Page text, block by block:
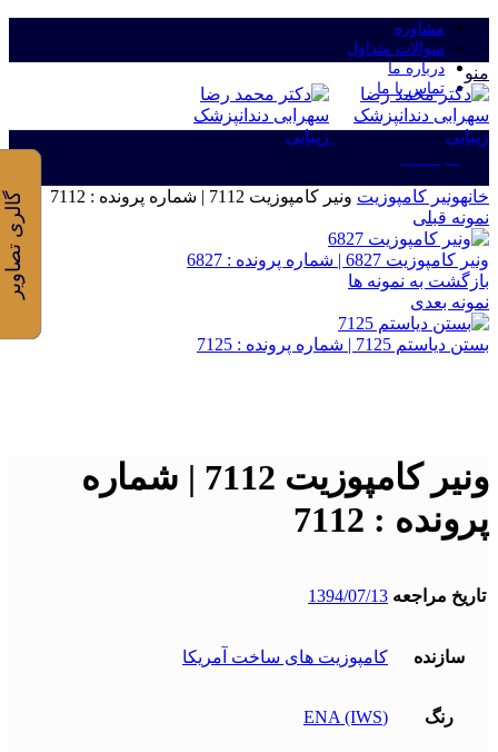
مشاوره
سوالات متداول
درباره ما
تماس با ما
منو
خانهونیر کامپوزیت ونیر کامپوزیت 7112 | شماره پرونده : 7112
نمونه قبلی
ونیر کامپوزیت 6827 | شماره پرونده : 6827
بازگشت به نمونه ها
نمونه بعدی
بستن دیاستم 7125 | شماره پرونده : 7125
ونیر کامپوزیت 7112 | شماره
پرونده : 7112
تاریخ مراجعه 1394/07/13
سازنده کامپوزیت های ساخت آمریکا
رنگ (ENA (IWS
گالری تصاویر